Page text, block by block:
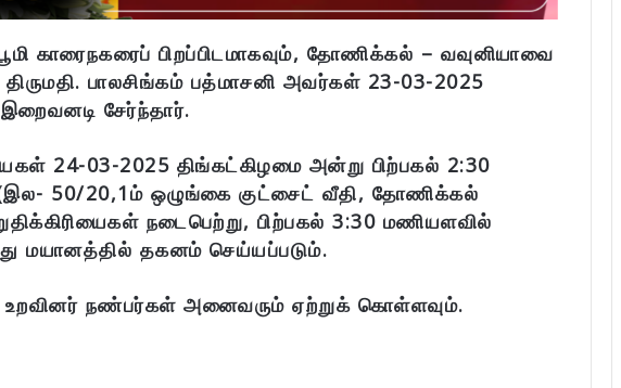
காரைநகரைப் பிறப்பிடமாகவும், தோணிக்கல் – வவுனியாவை
பாலசிங்கம் பத்மாசனி அவர்கள் 23-03-2025
சேர்ந்தார்.
24-03-2025 திங்கட்கிழமை அன்று பிற்பகல் 2:30
50/20,1ம் ஒழுங்கை குட்சைட் வீதி, தோணிக்கல்
நடைபெற்று, பிற்பகல் 3:30 மணியளவில்
மயானத்தில் தகனம் செய்யப்படும்.
உறவினர் நண்பர்கள் அனைவரும் ஏற்றுக் கொள்ளவும்.